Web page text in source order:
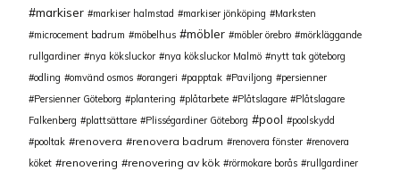
markiser markiser halmstad markiser jönköping
Marksten
microcement badrum
möbelhus möbler möbler örebro
mörkläggande
rullgardiner
nya köksluckor nya köksluckor Malmö
nytt tak göteborg
odling
omvänd osmos orangeri papptak Paviljong
persienner
Persienner Göteborg
plantering plåtarbete Plåtslagare
Plåtslagare
Falkenberg
plattsättare Plisségardiner Göteborg pool
poolskydd
pooltak
renovera renovera badrum renovera fönster
renovera
köket
renovering renovering av kök rörmokare borås
rullgardiner